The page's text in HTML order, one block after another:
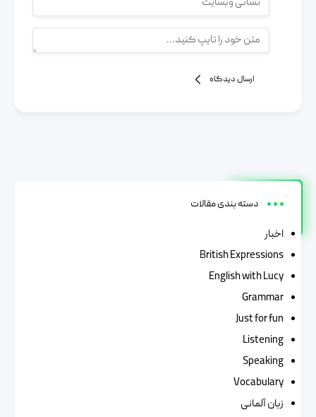
ارسال دیدگاه
دسته بندی مقالات
اخبار
British Expressions
English with Lucy
Grammar
Just for fun
Listening
Speaking
Vocabulary
زبان آلمانی